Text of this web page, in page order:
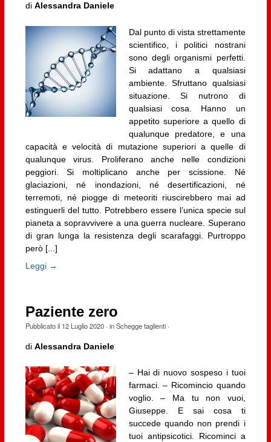
di Alessandra Daniele
Dal punto di vista strettamente
scientifico, i politici nostrani
sono degli organismi perfetti.
Si adattano a qualsiasi
ambiente. Sfruttano qualsiasi
situazione. Si nutrono di
qualsiasi cosa. Hanno un
appetito superiore a quello di
qualunque predatore, e una
capacità e velocità di mutazione superiori a quelle di
qualunque virus. Proliferano anche nelle condizioni
peggiori. Si moltiplicano anche per scissione. Né
glaciazioni, né inondazioni, né desertificazioni, né
terremoti, né piogge di meteoriti riuscirebbero mai ad
estinguerli del tutto. Potrebbero essere l’unica specie sul
pianeta a sopravvivere a una guerra nucleare. Superano
di gran lunga la resistenza degli scarafaggi. Purtroppo
però [...]
Leggi →
Paziente zero
Pubblicato il 12 Luglio 2020· inSchegge taglienti·
di Alessandra Daniele
– Hai di nuovo sospeso i tuoi
farmaci. – Ricomincio quando
voglio. – Ma tu non vuoi,
Giuseppe. E sai cosa ti
succede quando non prendi i
tuoi antipsicotici. Ricominci a